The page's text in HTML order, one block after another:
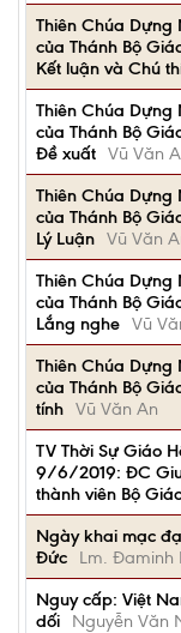
Thiên Chúa Dựng
của Thánh Bộ
Kết luận và Chú
Thiên Chúa Dựng
của Thánh Bộ
Đề xuất Vũ Văn
Thiên Chúa Dựng
của Thánh Bộ
Lý Luận Vũ Văn
Thiên Chúa Dựng
của Thánh Bộ
Lắng nghe Vũ
Thiên Chúa Dựng
của Thánh Bộ
tính Vũ Văn An
TV Thời Sự Giáo
9/6/2019: ĐC
thành viên Bộ
Ngày khai mạc
Đức
Lm. Đaminh
Nguy cấp: Việt
dối
Nguyễn Văn